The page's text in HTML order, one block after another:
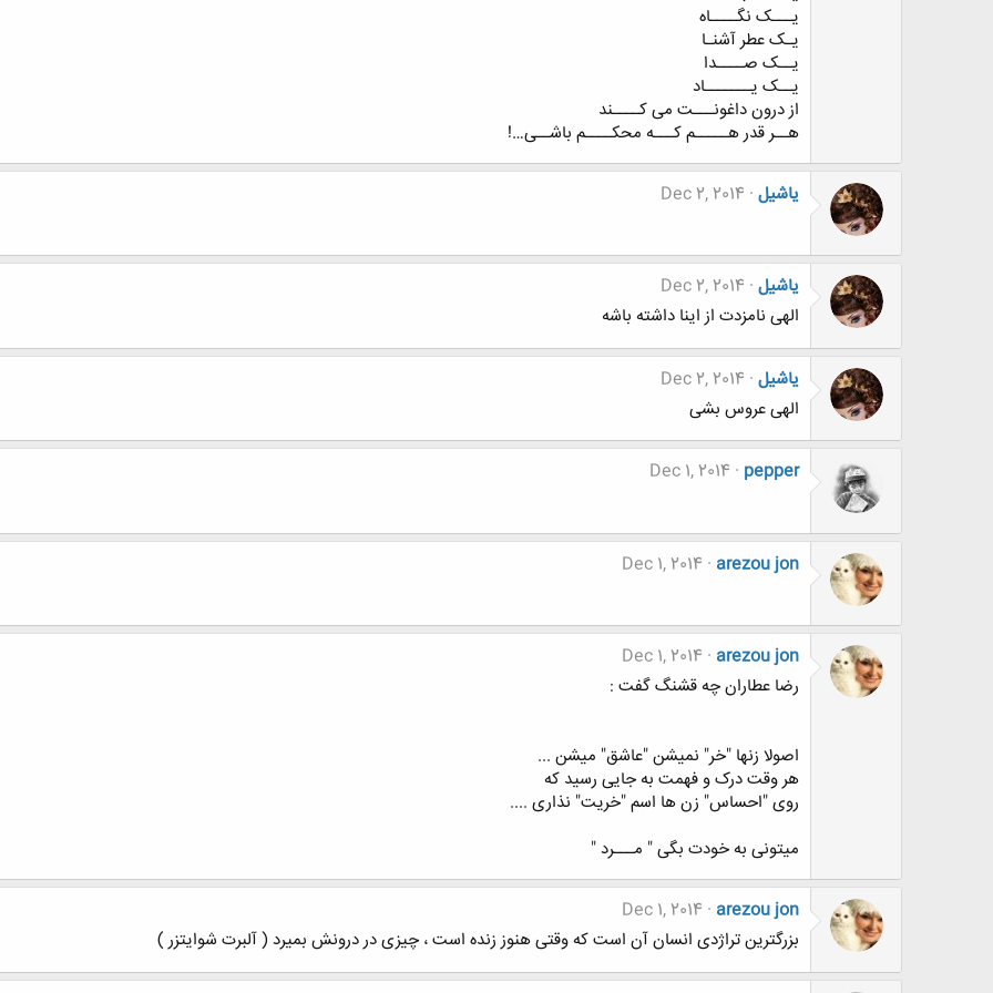
ﯾـــﮏ ﻧﮕــــﺎﻩ
ﯾـﮏ ﻋﻄﺮ ﺁﺷﻨـﺎ
ﯾــﮏ ﺻــــﺪﺍ
ﯾــﮏ ﯾـــــــﺎﺩ
ﺍﺯ ﺩﺭﻭﻥ ﺩﺍﻏﻮﻧـــﺖ ﻣﯽ ﮐــــﻨﺪ
ﻫــﺮ ﻗﺪﺭ ﻫـــــﻢ ﮐـــﻪ ﻣﺤﮑــــﻢ ﺑﺎﺷــﯽ…!
یاشیل Dec 2, 2014
یاشیل Dec 2, 2014
الهی نامزدت از اینا داشته باشه
یاشیل Dec 2, 2014
الهی عروس بشی
pepper
Dec 1, 2014
arezou jon
Dec 1, 2014
arezou jon
Dec 1, 2014
رضا عطاران چه قشنگ گفت :
اصولا زنها "خر" نمیشن "عاشق" میشن ...
هر وقت درک و فهمت به جایی رسید که
روی "احساس" زن ها اسم "خریت" نذاری ....
میتونی به خودت بگی " مـــرد "
arezou jon
Dec 1, 2014
بزرگترین تراژدی انسان آن است که وقتی هنوز زنده است ، چیزی در درونش بمیرد ( آلبرت شوایتزر )